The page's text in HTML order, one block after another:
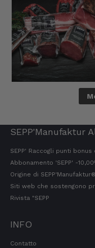
SEPP'Manufaktur
SEPP' Raccogli punti
Abbonamento 'SEPP' -
Origine di SEPP'Manufaktur®
Siti web che sostengono
Rivista "SEPP
INFO
Contatto
Jörg
Cliente
Ottimo
veloce.
Kerstin
Li
Cliente